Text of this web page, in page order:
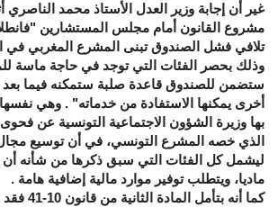
غير أن إجابة وزير العدل الأستاذ محمد الناصري
مشروع القانون أمام مجلس المستشارين
تلافي فشل الصندوق تبنى المشرع المغربي في
وذلك بحصر الفئات التي توجد في حاجة ماسة
ستضمن للصندوق قاعدة صلبة ستمكنه فيما
أخرى يمكنها الاستفادة من خدماته" . وهي نفسها
بها وزيرة الشؤون الاجتماعية التونسية عن
الذي خصه المشرع التونسي، في أن توسيع
ليشمل كل الفئات التي سبق ذكرها من شأنه أن
ماديا، ويتطلب توفير موارد مالية إضافية هامة .
كما أنه بتأمل